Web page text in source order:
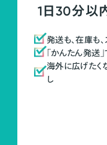
1日30分以
発送も、在庫も
「かんたん発送
海外に広げたく
し